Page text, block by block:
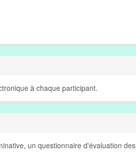
à chaque participant.
un questionnaire d'évaluation des